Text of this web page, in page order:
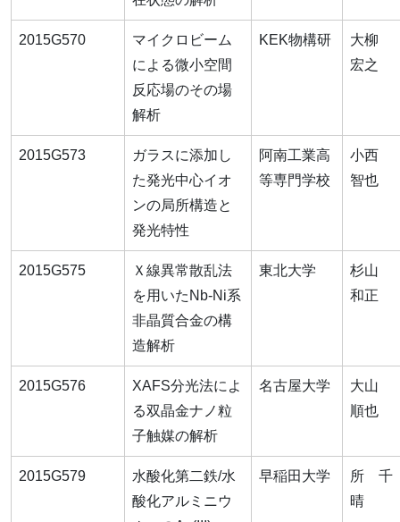
2015G570
マイクロビーム
による微小空間
反応場のその場
解析
KEK物構研
大柳
宏之
2015G573
ガラスに添加し
た発光中心イオ
ンの局所構造と
発光特性
阿南工業高
等専門学校
小西
智也
2015G575
Ｘ線異常散乱法
を用いたNb-Ni系
非晶質合金の構
造解析
東北大学
杉山
和正
2015G576
XAFS分光法によ
る双晶金ナノ粒
子触媒の解析
名古屋大学
大山
順也
2015G579
水酸化第二鉄/水
酸化アルミニウ
早稲田大学
所 千
晴